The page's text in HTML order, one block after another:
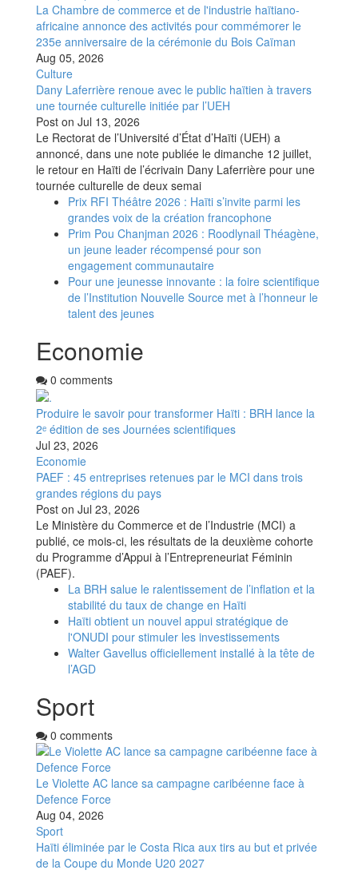
La Chambre de commerce et de l'industrie haïtiano-
africaine annonce des activités pour commémorer le
235e anniversaire de la cérémonie du Bois Caïman
Aug 05, 2026
Culture
Dany Laferrière renoue avec le public haïtien à travers
une tournée culturelle initiée par l’UEH
Post on Jul 13, 2026
Le Rectorat de l’Université d’État d’Haïti (UEH) a
annoncé, dans une note publiée le dimanche 12 juillet,
le retour en Haïti de l’écrivain Dany Laferrière pour une
tournée culturelle de deux semai
Prix RFI Théâtre 2026 : Haïti s’invite parmi les
grandes voix de la création francophone
Prim Pou Chanjman 2026 : Roodlynail Théagène,
un jeune leader récompensé pour son
engagement communautaire
Pour une jeunesse innovante : la foire scientifique
de l’Institution Nouvelle Source met à l’honneur le
talent des jeunes
Economie
0 comments
Produire le savoir pour transformer Haïti : BRH lance la
2ᵉ édition de ses Journées scientifiques
Jul 23, 2026
Economie
PAEF : 45 entreprises retenues par le MCI dans trois
grandes régions du pays
Post on Jul 23, 2026
Le Ministère du Commerce et de l’Industrie (MCI) a
publié, ce mois-ci, les résultats de la deuxième cohorte
du Programme d’Appui à l’Entrepreneuriat Féminin
(PAEF).
La BRH salue le ralentissement de l’inflation et la
stabilité du taux de change en Haïti
Haïti obtient un nouvel appui stratégique de
l'ONUDI pour stimuler les investissements
Walter Gavellus officiellement installé à la tête de
l’AGD
Sport
0 comments
Le Violette AC lance sa campagne caribéenne face à
Defence Force
Aug 04, 2026
Sport
Haïti éliminée par le Costa Rica aux tirs au but et privée
de la Coupe du Monde U20 2027